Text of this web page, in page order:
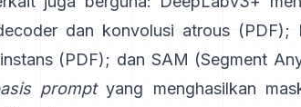
dan konvolusi atrous (PDF);
(PDF); dan SAM (Segment
promptyang menghasilkan